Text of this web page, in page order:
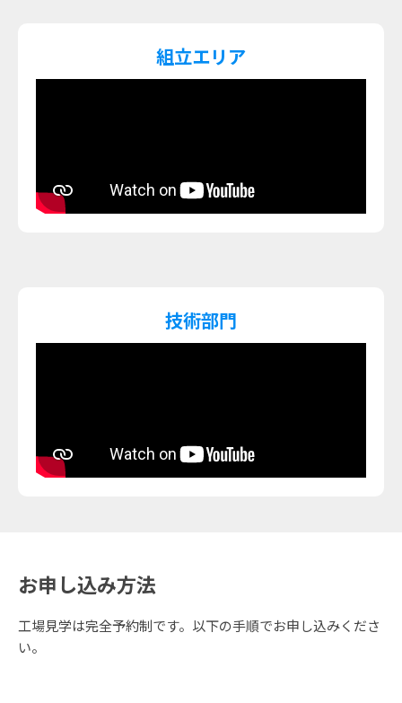
組立エリア
技術部門
お申し込み方法
工場見学は完全予約制です。以下の手順でお申し込みくださ
い。